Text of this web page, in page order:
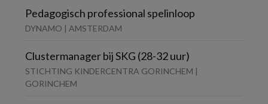
Pedagogisch professional spelinloop
DYNAMO | AMSTERDAM
Clustermanager bij SKG (28-32 uur)
STICHTING KINDERCENTRA GORINCHEM |
GORINCHEM